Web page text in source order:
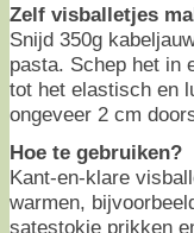
Zelf visballetjes
Snijd 350g
pasta. Schep het in
tot het elastisch en
ongeveer 2 cm
Hoe te gebruiken?
Kant-en-klare
warmen,
satestokje prikken